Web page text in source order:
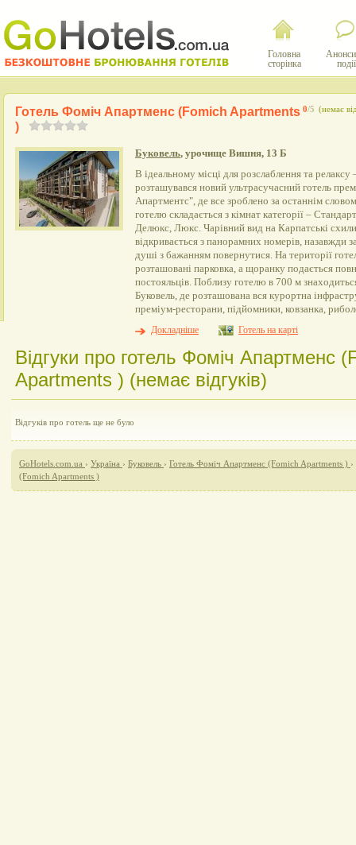
Головна
сторінка
події
0/5 (немає
Готель Фоміч Апартменс (Fomich Apartments
)
Буковель, урочище Вишня, 13 Б
В ідеальному місці для розслаблення та
розташувався новий ультрасучасний готель
Апартментс", де все зроблено за останнім
готелю складається з кімнат категорії –
Делюкс, Люкс. Чарівний вид на Карпатські
відкривається з панорамних номерів, назавжди
душі з бажанням повернутися. На території
розташовані парковка, а щоранку подається
постояльців. Поблизу готелю в 700 м
Буковель, де розташована вся курортна
преміум-ресторани, підйомники, ковзанка,
Докладніше
Готель на карті
Відгуки про готель Фоміч Апартменс
Apartments ) (немає відгуків)
Відгуків про готель ще не було
GoHotels.com.ua › Україна › Буковель › Готель Фоміч Апартменс (Fomich Apartments ) ›
(Fomich Apartments )